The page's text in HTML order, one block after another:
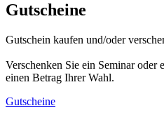
Gutscheine
Gutschein kaufen und/oder
Verschenken Sie ein Seminar oder
einen Betrag Ihrer Wahl.
Gutscheine